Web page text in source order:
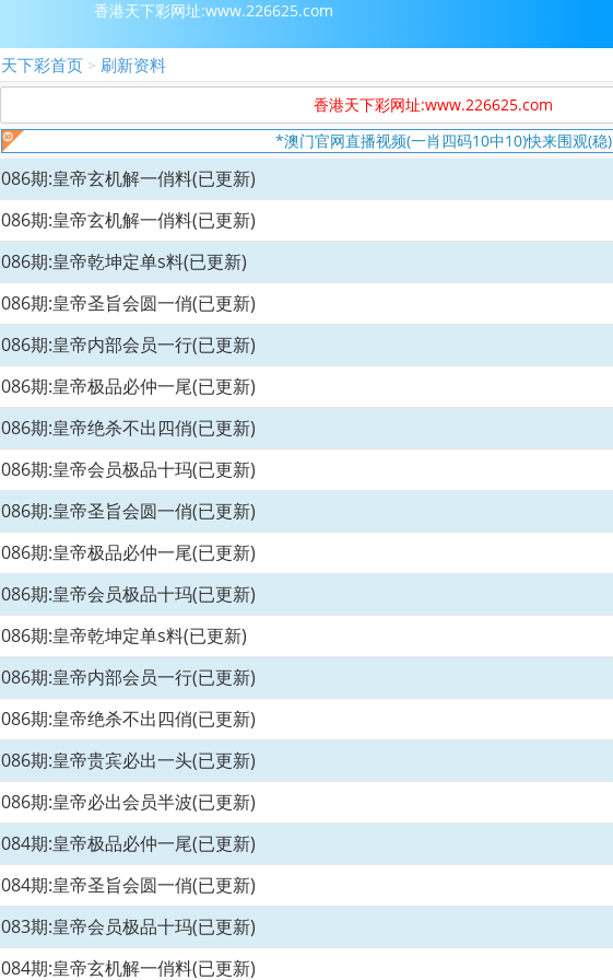
香港天下彩网址:www.226625.com
天下彩首页 > 刷新资料
香港天下彩网址:www.226625.com
*澳门官网直播视频(一肖四码10中10)快来围观(稳)
086期:皇帝玄机解一俏料(已更新)
086期:皇帝玄机解一俏料(已更新)
086期:皇帝乾坤定单s料(已更新)
086期:皇帝圣旨会圆一俏(已更新)
086期:皇帝内部会员一行(已更新)
086期:皇帝极品必仲一尾(已更新)
086期:皇帝绝杀不出四俏(已更新)
086期:皇帝会员极品十玛(已更新)
086期:皇帝圣旨会圆一俏(已更新)
086期:皇帝极品必仲一尾(已更新)
086期:皇帝会员极品十玛(已更新)
086期:皇帝乾坤定单s料(已更新)
086期:皇帝内部会员一行(已更新)
086期:皇帝绝杀不出四俏(已更新)
086期:皇帝贵宾必出一头(已更新)
086期:皇帝必出会员半波(已更新)
084期:皇帝极品必仲一尾(已更新)
084期:皇帝圣旨会圆一俏(已更新)
083期:皇帝会员极品十玛(已更新)
084期:皇帝玄机解一俏料(已更新)